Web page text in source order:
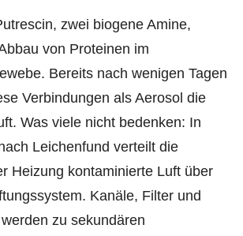
zwei biogene Amine,
von Proteinen im
Bereits nach wenigen Tagen
Verbindungen als Aerosol die
Was viele nicht bedenken: In
Leichenfund verteilt die
Heizung kontaminierte Luft über
Kanäle, Filter und
zu sekundären